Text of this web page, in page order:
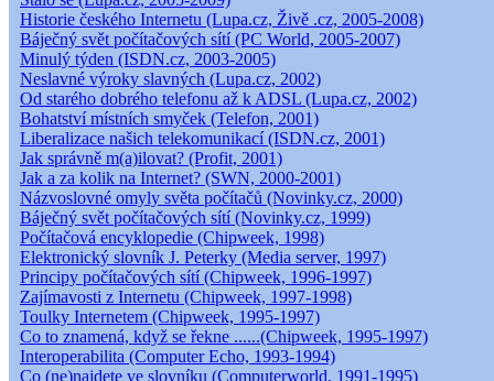
Historie českého Internetu (Lupa.cz, Živě .cz, 2005-2008)
Báječný svět počítačových sítí (PC World, 2005-2007)
Minulý týden (ISDN.cz, 2003-2005)
Neslavné výroky slavných (Lupa.cz, 2002)
Od starého dobrého telefonu až k ADSL (Lupa.cz, 2002)
Bohatství místních smyček (Telefon, 2001)
Liberalizace našich telekomunikací (ISDN.cz, 2001)
Jak správně m(a)ilovat? (Profit, 2001)
Jak a za kolik na Internet? (SWN, 2000-2001)
Názvoslovné omyly světa počítačů (Novinky.cz, 2000)
Báječný svět počítačových sítí (Novinky.cz, 1999)
Počítačová encyklopedie (Chipweek, 1998)
Elektronický slovník J. Peterky (Media server, 1997)
Principy počítačových sítí (Chipweek, 1996-1997)
Zajímavosti z Internetu (Chipweek, 1997-1998)
Toulky Internetem (Chipweek, 1995-1997)
Co to znamená, když se řekne ......(Chipweek, 1995-1997)
Interoperabilita (Computer Echo, 1993-1994)
Co (ne)najdete ve slovníku (Computerworld, 1991-1995)